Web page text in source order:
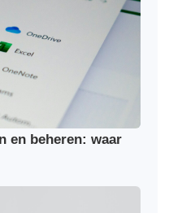
en beheren: waar